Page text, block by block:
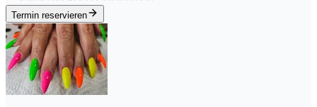
Termin reservieren